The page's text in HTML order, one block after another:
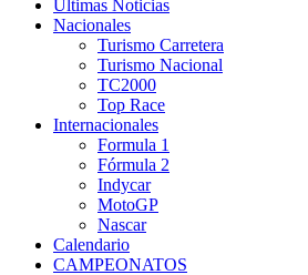
Últimas Noticias
Nacionales
Turismo Carretera
Turismo Nacional
TC2000
Top Race
Internacionales
Formula 1
Fórmula 2
Indycar
MotoGP
Nascar
Calendario
CAMPEONATOS